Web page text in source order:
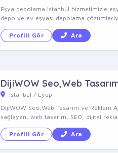
Eşya depolama İstanbul hizmetimizle
depo ve ev eşyası depolama
Profili Gör Ara
DijiWOW Seo,Web
İstanbul / Eyüp
DijiWOW Seo,Web Tasarım ve Reklam
sağlayan, web tasarım, SEO, dijital
Profili Gör Ara